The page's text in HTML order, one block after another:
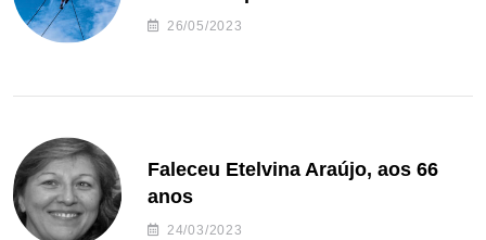
26/05/2023
Faleceu Etelvina Araújo, aos 66
anos
24/03/2023